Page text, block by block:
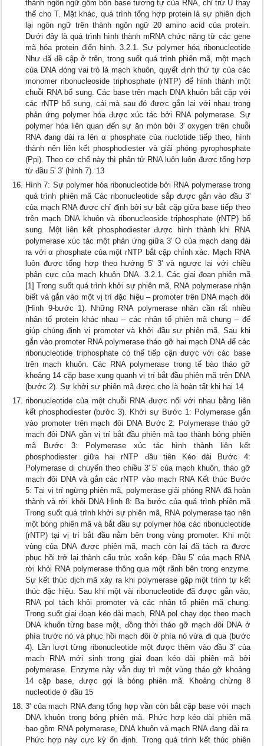
thành ngôn ngữ gồm bốn base tương tự của RNA, chỉ trừ U thay
thế cho T. Mặt khác, quá trình tổng hợp protein là sự phiên dịch
lại ngôn ngữ trên thành ngôn ngữ 20 amino acid của protein.
Dưới đây là quá trình hình thành mRNA chức năng từ các gene
mã hóa protein điển hình. 3.2.1. Sự polymer hóa ribonucleotide
Như đã đề cập ở trên, trong suốt quá trình phiên mã, một mạch
của DNA đóng vai trò là mạch khuôn, quyết định thứ tự của các
monomer ribonucleoside triphosphate (rNTP) để hình thành một
chuỗi RNA bổ sung. Các base trên mạch DNA khuôn bắt cặp với
các rNTP bổ sung, cái mà sau đó được gắn lại với nhau trong
phản ứng polymer hóa được xúc tác bởi RNA polymerase. Sự
polymer hóa liên quan đến sự ăn mòn bởi 3' oxygen trên chuỗi
RNA đang dài ra lên α phosphate của nuclotide tiếp theo, hình
thành nên liên kết phosphodiester và giải phóng pyrophosphate
(Ppi). Theo cơ chế này thì phân tử RNA luôn luôn được tổng hợp
từ đầu 5' 3' (hình 7). 13
Hình 7: Sự polymer hóa ribonucleotide bởi RNA polymerase trong
quá trình phiên mã Các ribonucleotide sắp được gắn vào đầu 3'
của mạch RNA được chỉ định bởi sự bắt cặp giữa base tiếp theo
trên mạch DNA khuôn và ribonucleoside triphosphate (rNTP) bổ
sung. Một liên kết phosphodiester được hình thành khi RNA
polymerase xúc tác một phản ứng giữa 3' O của mạch đang dài
ra với α phosphate của một rNTP bắt cặp chính xác. Mạch RNA
luôn được tổng hợp theo hướng 5' 3' và ngược lại với chiều
phân cực của mạch khuôn DNA. 3.2.1. Các giai đoạn phiên mã
[1] Trong suốt quá trình khởi sự phiên mã, RNA polymerase nhận
biết và gắn vào một vị trí đặc hiệu – promoter trên DNA mạch đôi
(Hình 9-bước 1). Những RNA polymerase nhân cần rất nhiều
nhân tố protein khác nhau – các nhân tố phiên mã chung – để
giúp chúng định vị promoter và khởi đầu sự phiên mã. Sau khi
gắn vào promoter RNA polymerase tháo gỡ hai mạch DNA để các
ribonucleotide triphosphate có thể tiếp cận được với các base
trên mạch khuôn. Các RNA polymerase trong tế bào tháo gỡ
khoảng 14 cặp base xung quanh vị trí bắt đầu phiên mã trên DNA
(bước 2). Sự khởi sự phiên mã được cho là hoàn tất khi hai 14
ribonucleotide của một chuỗi RNA được nối với nhau bằng liên
kết phosphodiester (bước 3). Khởi sự Bước 1: Polymerase gắn
vào promoter trên mạch đôi DNA Bước 2: Polymerase tháo gỡ
mạch đôi DNA gần vị trí bắt đầu phiên mã tạo thành bóng phiên
mã Bước 3: Polymerase xúc tác hình thành liên kết
phosphodiester giữa hai rNTP đầu tiên Kéo dài Bước 4:
Polymerase di chuyển theo chiều 3' 5' của mạch khuôn, tháo gỡ
mạch đôi DNA và gắn các rNTP vào mạch RNA Kết thúc Bước
5: Tại vị trí ngừng phiên mã, polymerase giải phóng RNA đã hoàn
thành và rời khỏi DNA Hình 8: Ba bước của quá trình phiên mã
Trong suốt quá trình khởi sự phiên mã, RNA polymerase tạo nên
một bóng phiên mã và bắt đầu sự polymer hóa các ribonucleotide
(rNTP) tại vị trí bắt đầu nằm bên trong vùng promoter. Khi một
vùng của DNA được phiên mã, mạch còn lại đã tách ra được
phục hồi trở lại thành cấu trúc xoắn kép. Đầu 5’ của mạch RNA
rời khỏi RNA polymerase thông qua một rãnh bên trong enzyme.
Sự kết thúc dịch mã xảy ra khi polymerase gặp một trình tự kết
thúc đặc hiệu. Sau khi một vài ribonucleotide đã được gắn vào,
RNA pol tách khỏi promoter và các nhân tố phiên mã chung.
Trong suốt giai đoạn kéo dài mạch, RNA pol chạy dọc theo mạch
DNA khuôn từng base một, đồng thời tháo gỡ mạch đôi DNA ở
phía trước nó và phục hồi mạch đôi ở phía nó vừa đi qua (bước
4). Lần lượt từng ribonucleotide một được thêm vào đầu 3' của
mạch RNA mới sinh trong giai đoạn kéo dài phiên mã bởi
polymerase. Enzyme này vẫn duy trì một vùng tháo gỡ khoảng
14 cặp base, được gọi là bóng phiên mã. Khoảng chừng 8
nucleotide ở đầu 15
3' của mạch RNA đang tổng hợp vần còn bắt cặp base với mạch
DNA khuôn trong bóng phiên mã. Phức hợp kéo dài phiên mã
bao gồm RNA polymerase, DNA khuôn và mạch RNA đang dài ra.
Phức hợp này cực kỳ ổn định. Trong quá trình kết thúc phiên